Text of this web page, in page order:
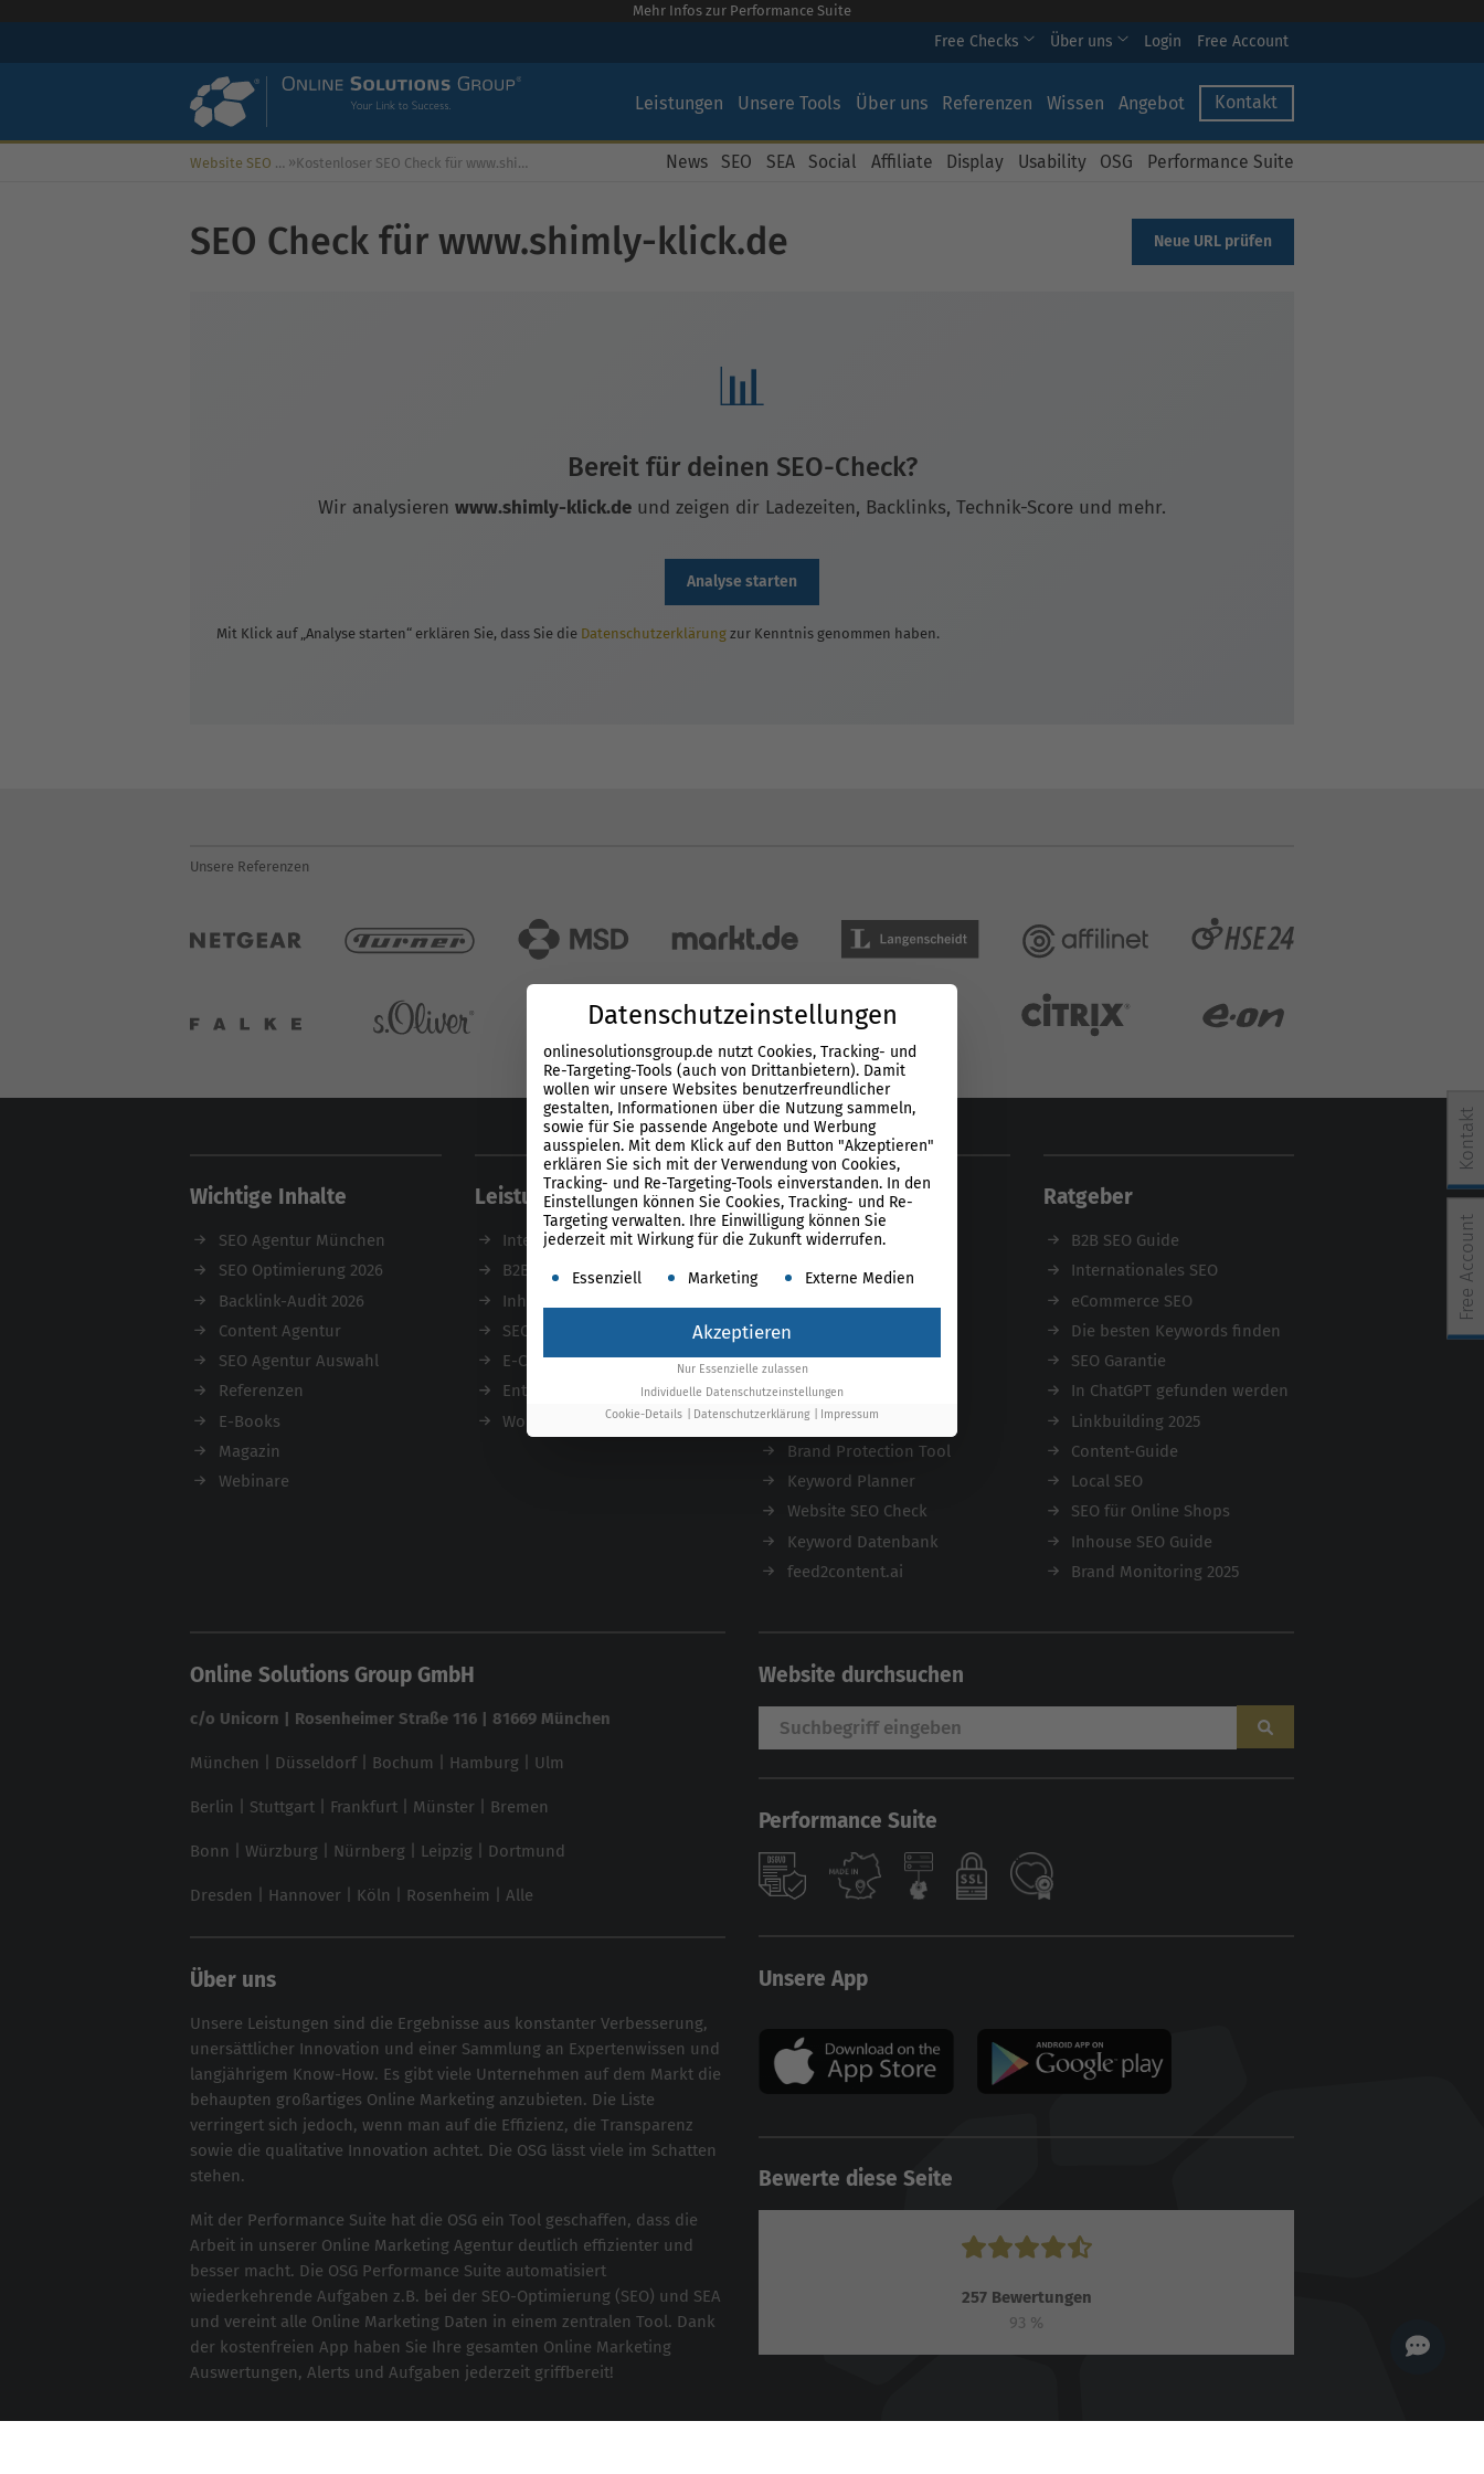
Mehr Infos zur Performance Suite
Free Checks Über uns Login Free Account
Leistungen Unsere Tools Über uns Referenzen Wissen Angebot Kontakt
Website SEO Check » Kostenloser SEO Check für www.shimly-klick.de News SEO SEA Social Affiliate Display Usability OSG Performance Suite
SEO Check für www.shimly-klick.de Neue URL prüfen
📊
Bereit für deinen SEO-Check?
Wir analysieren www.shimly-klick.de und zeigen dir Ladezeiten, Backlinks, Technik-Score und mehr.
Analyse starten
Mit Klick auf „Analyse starten“ erklären Sie, dass Sie die Datenschutzerklärung zur Kenntnis genommen haben.
Unsere Referenzen
Wichtige Inhalte
SEO Agentur München
SEO Optimierung 2026
Backlink-Audit 2026
Content Agentur
SEO Agentur Auswahl
Referenzen
E-Books
Magazin
Webinare
Leistungen
Internationale SEO Agentur
B2B SEO Agentur
Inhouse SEO Agentur
SEO Audit
E-Commerce SEO Agentur
Enterprise SEO Agentur
Workshops
Tools
Unser Tool
Product-Feed-CMS
Content Tool
Enterprise SEO Tool
Backlink-Check
Ladezeiten-Check
Brand Protection Tool
Keyword Planner
Website SEO Check
Keyword Datenbank
feed2content.ai
Ratgeber
B2B SEO Guide
Internationales SEO
eCommerce SEO
Die besten Keywords finden
SEO Garantie
In ChatGPT gefunden werden
Linkbuilding 2025
Content-Guide
Local SEO
SEO für Online Shops
Inhouse SEO Guide
Brand Monitoring 2025
Online Solutions Group GmbH
c/o Unicorn | Rosenheimer Straße 116 | 81669 München
München Düsseldorf| Bochum Hamburg Ulm
Berlin Stuttgart Frankfurt Münster Bremen
Bonn Würzburg Nürnberg Leipzig Dortmund
Dresden Hannover Köln Rosenheim Alle
Über uns
Unsere Leistungen sind die Ergebnisse aus konstanter Verbesserung,
unersättlicher Innovation und einer Sammlung an Expertenwissen und
langjährigem Know-How. Es gibt viele Unternehmen auf dem Markt die
behaupten großartiges Online Marketing anzubieten. Die Liste
verringert sich jedoch, wenn man auf die Effizienz, die Transparenz
sowie die qualitative Innovation achtet. Die OSG lässt viele im Schatten
stehen.
Mit der Performance Suite hat die OSG ein Tool geschaffen, dass die
Arbeit in unserer Online Marketing Agentur deutlich effizienter und
besser macht. Die OSG Performance Suite automatisiert
wiederkehrende Aufgaben z.B. bei der SEO-Optimierung (SEO) und SEA
und vereint alle Online Marketing Daten in einem zentralen Tool. Dank
der kostenfreien App haben Sie Ihre gesamten Online Marketing
Auswertungen, Alerts und Aufgaben jederzeit griffbereit!
Website durchsuchen
Performance Suite
Unsere App
Bewerte diese Seite
257Bewertungen
93 %
Free Account
Kontakt
Datenschutzeinstellungen
onlinesolutionsgroup.de nutzt Cookies, Tracking- und
Re-Targeting-Tools (auch von Drittanbietern). Damit
wollen wir unsere Websites benutzerfreundlicher
gestalten, Informationen über die Nutzung sammeln,
sowie für Sie passende Angebote und Werbung
ausspielen. Mit dem Klick auf den Button "Akzeptieren"
erklären Sie sich mit der Verwendung von Cookies,
Tracking- und Re-Targeting-Tools einverstanden. In den
Einstellungen können Sie Cookies, Tracking- und Re-
Targeting verwalten. Ihre Einwilligung können Sie
jederzeit mit Wirkung für die Zukunft widerrufen.
Es folgt eine Liste der Service-Gruppen, für die eine Einwilligung erteilt werden kann. Die erste Service-
Essenziell Marketing Externe Medien
Akzeptieren
Nur Essenzielle zulassen
Individuelle Datenschutzeinstellungen
Cookie-Details
Datenschutzerklärung Impressum